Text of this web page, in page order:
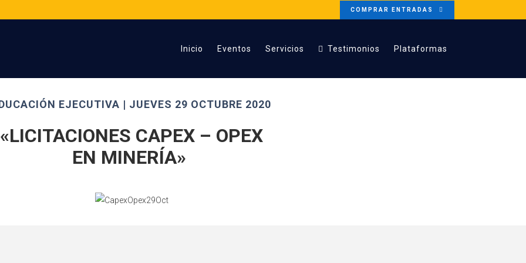
COMPRAR ENTRADAS
Inicio Eventos Servicios Testimonios Plataformas
EJECUTIVA | JUEVES 29 OCTUBRE 2020
«LICITACIONES CAPEX – OPEX
EN MINERÍA»